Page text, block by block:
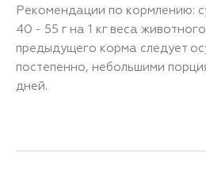
Рекомендации по кормлению:
40 - 55 г на 1 кг веса
предыдущего корма следует
постепенно, небольшими
дней.